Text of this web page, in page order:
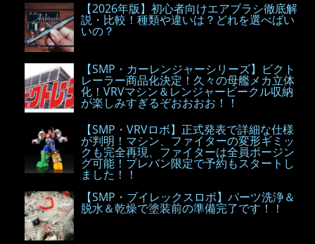
【2026年版】初心者向けエアブラシ徹底解
説・比較！種類や違いは？どれを選べばい
いの？
【SMP・カーレンジャーシリーズ】ビクト
レーラー商品化決定！久々の母艦メカ立体
化！VRVマシン＆レンジャービークル収納
が楽しみすぎるぞおおおお！！
【SMP・VRVロボ】正式発表で詳細な仕様
が判明！マシン、ファイターの変形ギミッ
クも完全再現、ファイターは全員ポージン
グ可能！プレバン限定で予約もスタートし
ました！！
【SMP・ブイレックスロボ】パーツ洗浄＆
脱水＆乾燥で塗装前の準備完了です！！